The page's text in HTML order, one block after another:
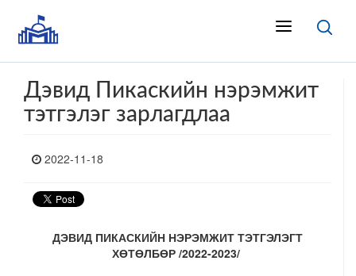
Дэвид Пикаскийн нэрэмжит
тэтгэлэг зарлагдлаа
2022-11-18
ДЭВИД ПИКАСКИЙН НЭРЭМЖИТ ТЭТГЭЛЭГТ
ХӨТӨЛБӨР /2022-2023/